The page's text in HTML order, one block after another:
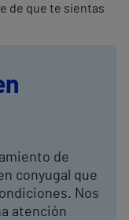
de que te sientas
de
conyugal que
Nos
atención